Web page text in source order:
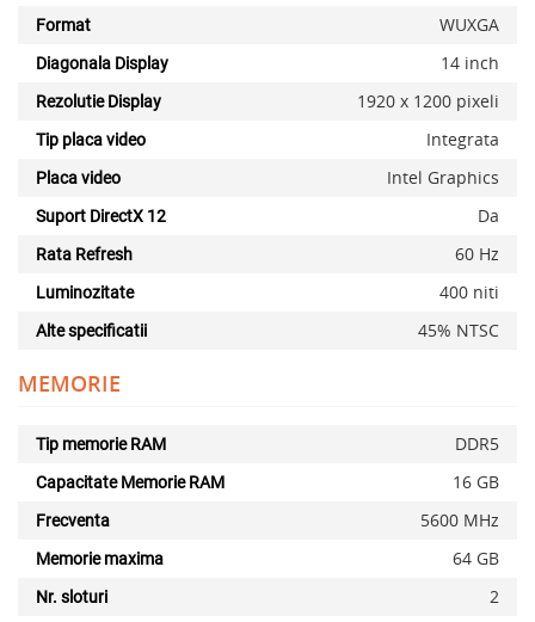
Format WUXGA
Diagonala Display 14 inch
Rezolutie Display 1920 x 1200 pixeli
Tip placa video Integrata
Placa video Intel Graphics
Suport DirectX 12 Da
Rata Refresh 60 Hz
Luminozitate 400 niti
Alte specificatii 45% NTSC
MEMORIE
Tip memorie RAM DDR5
Capacitate Memorie RAM 16 GB
Frecventa 5600 MHz
Memorie maxima 64 GB
Nr. sloturi 2